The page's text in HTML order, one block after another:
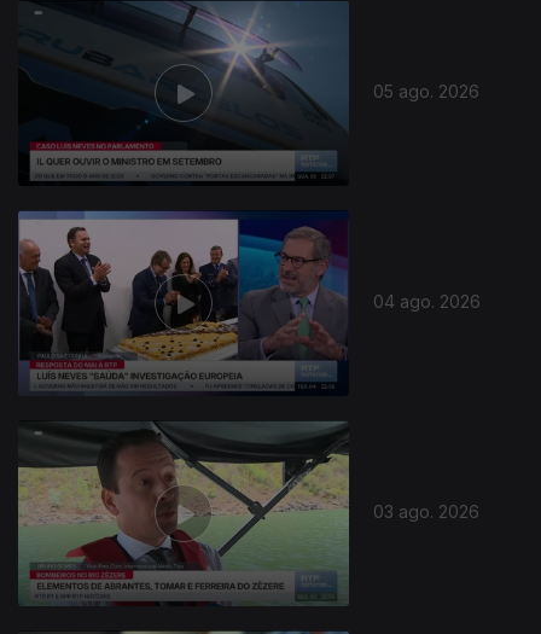
05 ago. 2026
04 ago. 2026
03 ago. 2026